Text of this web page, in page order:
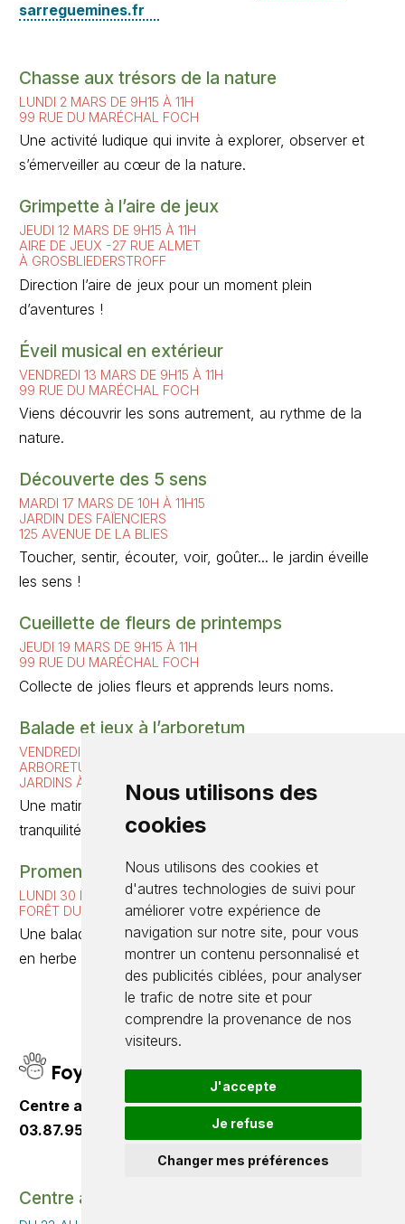
Nous utilisons des
cookies
Nous utilisons des cookies et
d'autres technologies de suivi pour
améliorer votre expérience de
navigation sur notre site, pour vous
montrer un contenu personnalisé et
des publicités ciblées, pour analyser
le trafic de notre site et pour
comprendre la provenance de nos
visiteurs.
J'accepte
Je refuse
Changer mes préférences
sarreguemines.fr
Chasse aux trésors de la nature
LUNDI 2 MARS DE 9H15 À 11H
99 RUE DU MARÉCHAL FOCH
Une activité ludique qui invite à explorer, observer et
s’émerveiller au cœur de la nature.
Grimpette à l’aire de jeux
JEUDI 12 MARS DE 9H15 À 11H
AIRE DE JEUX -27 RUE ALMET
À GROSBLIEDERSTROFF
Direction l’aire de jeux pour un moment plein
d’aventures !
Éveil musical en extérieur
VENDREDI 13 MARS DE 9H15 À 11H
99 RUE DU MARÉCHAL FOCH
Viens découvrir les sons autrement, au rythme de la
nature.
Découverte des 5 sens
MARDI 17 MARS DE 10H À 11H15
JARDIN DES FAÏENCIERS
125 AVENUE DE LA BLIES
Toucher, sentir, écouter, voir, goûter... le jardin éveille
les sens !
Cueillette de fleurs de printemps
JEUDI 19 MARS DE 9H15 À 11H
99 RUE DU MARÉCHAL FOCH
Collecte de jolies fleurs et apprends leurs noms.
Balade et jeux à l’arboretum
VENDREDI 27 MARS DE 9H15 À 11H
ARBORETUM - PARKING DU TERRAIN DE FOOT - RUE DES
JARDINS À ROUHLING
Une matinée à partager dans un cadre de calme et de
tranquilité.
Promenons-nous dans les bois
LUNDI 30 MARS DE 9H30 À 11H
FORÊT DU BUCHHOLZ
Une balade ludique en forêt pour les petits explorateurs
en herbe !
Foyer Culturel
Centre aéré accessible sur inscription au
03.87.95.25.03
Centre aéré : Rallye photo nature